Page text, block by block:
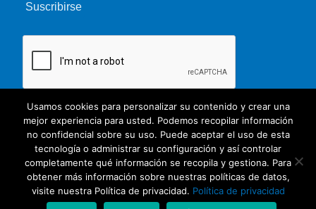
© 2026 Unate. CC Creative Commons
Usamos cookies para personalizar su contenido y crear una
mejor experiencia para usted. Podemos recopilar información
no confidencial sobre su uso. Puede aceptar el uso de esta
tecnología o administrar su configuración y así controlar
completamente qué información se recopila y gestiona. Para
obtener más información sobre nuestras políticas de datos,
visite nuestra Política de privacidad. Política de privacidad